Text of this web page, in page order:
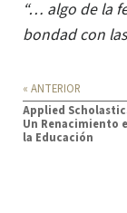
“… algo de la
bondad con
« ANTERIOR
Applied
Un Renacimiento
la Educación